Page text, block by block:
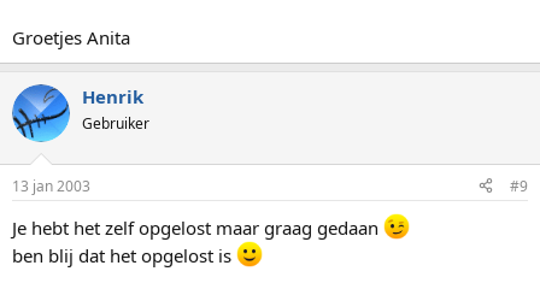
Groetjes Anita
Henrik
Gebruiker
13 jan 2003 #9
Je hebt het zelf opgelost maar graag gedaan
ben blij dat het opgelost is